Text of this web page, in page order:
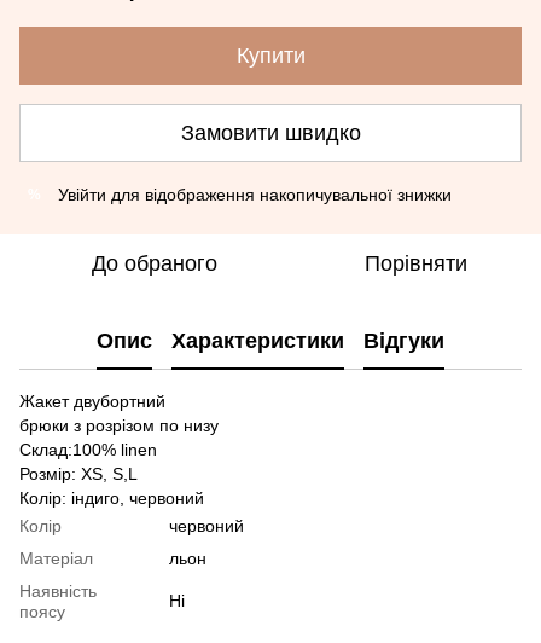
Купити
Замовити швидко
Увійти для відображення накопичувальної знижки
До обраного Порівняти
Опис Характеристики Відгуки
Жакет двубортний
брюки з розрізом по низу
Склад:100% linen
Розмір: XS, S,L
Колір: індиго, червоний
Колір
червоний
Матеріал
льон
Наявність
поясу
Ні